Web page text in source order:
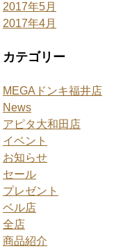
2017年5月
2017年4月
カテゴリー
MEGAドンキ福井店
News
アピタ大和田店
イベント
お知らせ
セール
プレゼント
ベル店
全店
商品紹介